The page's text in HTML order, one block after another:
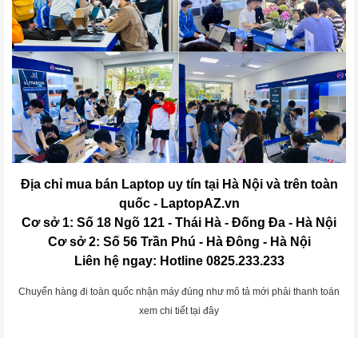
Địa chỉ mua bán Laptop uy tín tại Hà Nội và trên toàn
quốc - LaptopAZ.vn
Cơ sở 1: Số 18 Ngõ 121 - Thái Hà - Đống Đa - Hà Nội
Cơ sở 2: Số 56 Trần Phú - Hà Đông - Hà Nội
Liên hệ ngay: Hotline 0825.233.233
Chuyển hàng đi toàn quốc nhận máy đúng như mô tả mới phải thanh toán
xem chi tiết tại đây